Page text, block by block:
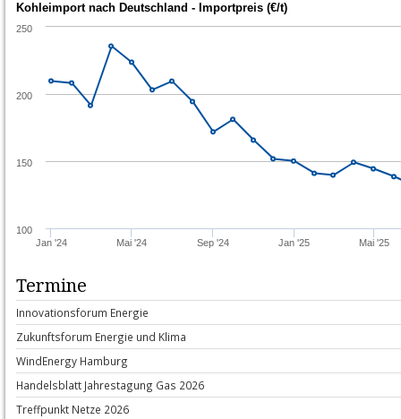
Jan '24 Mai '24 Sep '24 Jan '25 Mai '25
100
150
200
250
Kohleimport nach Deutschland - Importpreis (€/t)
Termine
In­no­va­ti­ons­forum En­er­gie
Zu­kunfts­forum En­er­gie und Kli­ma
Wind­E­n­er­gy Ham­burg
Han­dels­blatt Jah­res­ta­gung Gas 2026
Treff­punkt Net­ze 2026